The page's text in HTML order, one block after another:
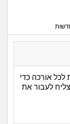
אורכה כדי
לעבור את